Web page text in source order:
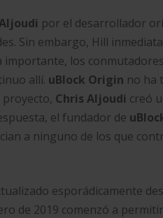
por el desarrollador
Sin embargo, Hill
importante, los
allí. uBlock Origin no ha
proyecto, Chris Aljoudi creó
el fundador de
a ninguno de los que
esporádicamente
de 2019 comenzó a